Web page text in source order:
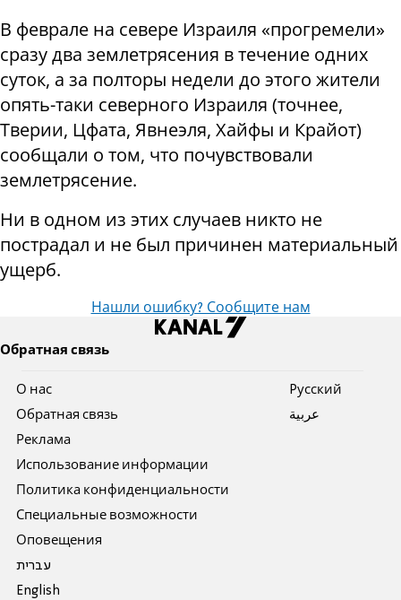
В феврале на севере Израиля «прогремели»
сразу два землетрясения в течение одних
суток, а за полторы недели до этого жители
опять-таки северного Израиля (точнее,
Тверии, Цфата, Явнеэля, Хайфы и Крайот)
сообщали о том, что почувствовали
землетрясение.
Ни в одном из этих случаев никто не
пострадал и не был причинен материальный
ущерб.
Нашли ошибку? Сообщите нам
Обратная связь
О нас
Обратная связь
Реклама
Использование информации
Политика конфиденциальности
Специальные возможности
Оповещения
עברית
English
Pусский
عربية